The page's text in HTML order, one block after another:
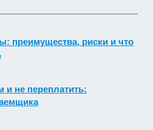
преимущества, риски и что
и не переплатить: